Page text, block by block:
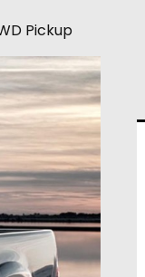
Pickup